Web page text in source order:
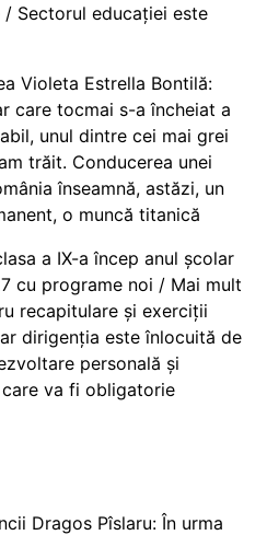
/ Sectorul educației este
Violeta Estrella Bontilă:
care tocmai s-a încheiat a
unul dintre cei mai grei
trăit. Conducerea unei
înseamnă, astăzi, un
o muncă titanică
a IX-a încep anul școlar
cu programe noi / Mai mult
recapitulare și exerciții
dirigenția este înlocuită de
personală și
va fi obligatorie
Dragos Pîslaru: În urma